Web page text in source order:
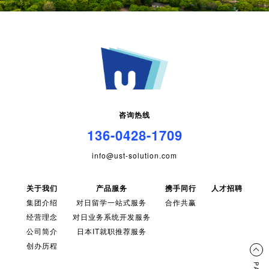
咨询热线
136-0428-1709
info@ust-solution.com
关于我们
集团介绍
经营理念
公司简介
创办历程
产品服务
对日留学一站式服务
对日业务系统开发服务
日本IT就职推荐服务
携手同行
合作共赢
人才招聘